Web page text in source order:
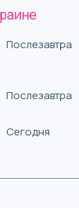
Послезавтра
Послезавтра
Сегодня